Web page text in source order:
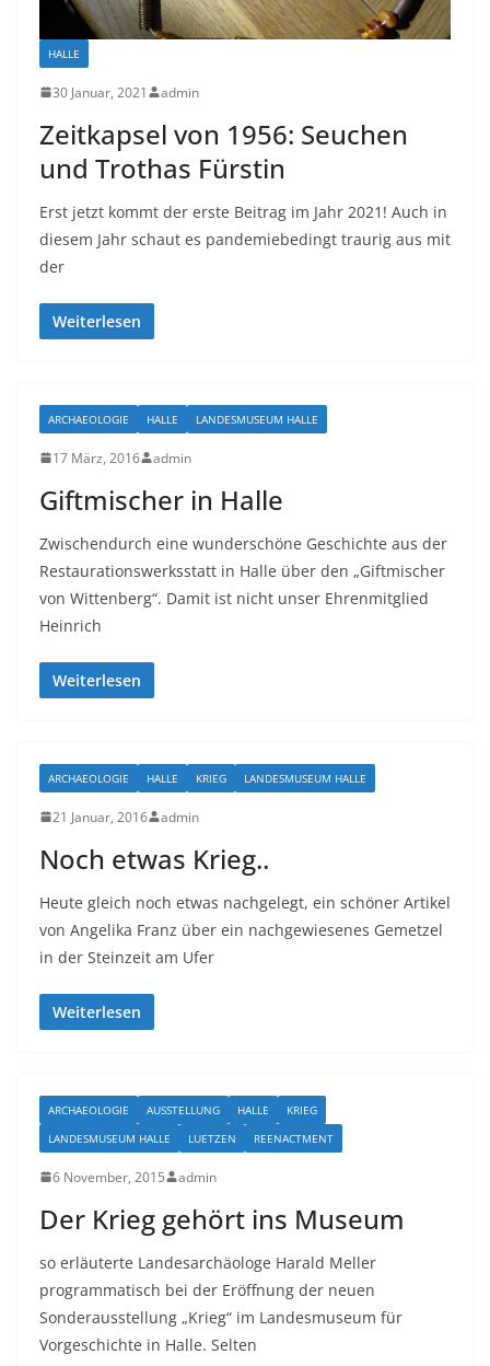
HALLE
30 Januar, 2021 admin
Zeitkapsel von 1956: Seuchen
und Trothas Fürstin
Erst jetzt kommt der erste Beitrag im Jahr 2021! Auch in
diesem Jahr schaut es pandemiebedingt traurig aus mit
der
Weiterlesen
ARCHAEOLOGIE HALLE LANDESMUSEUM HALLE
17 März, 2016 admin
Giftmischer in Halle
Zwischendurch eine wunderschöne Geschichte aus der
Restaurationswerksstatt in Halle über den „Giftmischer
von Wittenberg“. Damit ist nicht unser Ehrenmitglied
Heinrich
Weiterlesen
ARCHAEOLOGIE HALLE KRIEG LANDESMUSEUM HALLE
21 Januar, 2016 admin
Noch etwas Krieg..
Heute gleich noch etwas nachgelegt, ein schöner Artikel
von Angelika Franz über ein nachgewiesenes Gemetzel
in der Steinzeit am Ufer
Weiterlesen
ARCHAEOLOGIE AUSSTELLUNG HALLE
KRIEG
LANDESMUSEUM HALLE
LUETZEN REENACTMENT
6 November, 2015 admin
Der Krieg gehört ins Museum
so erläuterte Landesarchäologe Harald Meller
programmatisch bei der Eröffnung der neuen
Sonderausstellung „Krieg“ im Landesmuseum für
Vorgeschichte in Halle. Selten